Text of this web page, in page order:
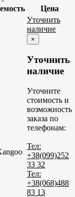
Цена
Уточнить
наличие
×
Уточнить
наличие
Уточните
стоимость и
возможность
заказа по
телефонам:
Тел:
+38(099)252
33 32
Тел:
+38(068)488
83 13